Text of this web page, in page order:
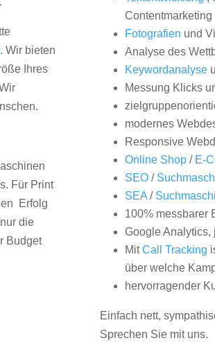
. Wir bieten
Ihres
Für Print
Erfolg
die
Budget
Contentmarketing
Fotografien und
Analyse des
Keywordanalyse
Messung Klicks
modernes
Responsive
Online Shop/ E-
SEO/
SEA/
100% messbarer
Google Analytics,
MitCall Tracking
über welche
hervorragender
Einfach nett,
Sprechen Sie mit uns.